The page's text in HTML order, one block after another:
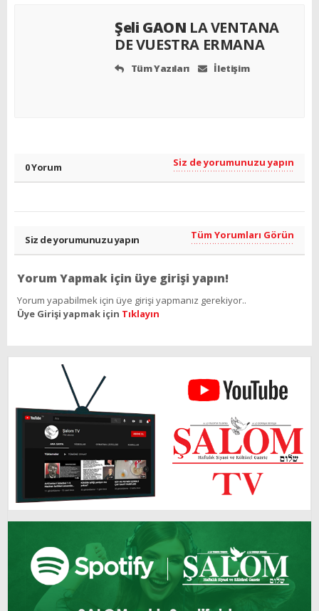
Şeli GAON LA VENTANA
DE VUESTRA ERMANA
Tüm Yazıları İletişim
0 Yorum Siz de yorumunuzu yapın
Siz de yorumunuzu yapın Tüm Yorumları Görün
Yorum Yapmak için üye girişi yapın!
Yorum yapabilmek için üye girişi yapmanız gerekiyor..
Üye Girişi yapmak için Tıklayın